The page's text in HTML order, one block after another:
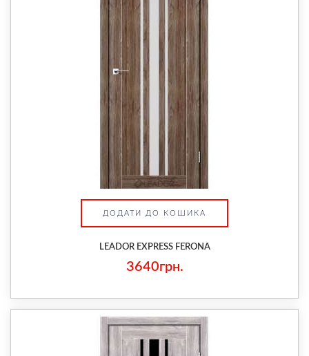
ДОДАТИ ДО КОШИКА
LEADOR EXPRESS FERONA
3640грн.